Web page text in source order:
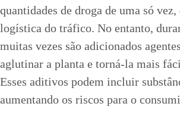
quantidades de droga de uma só
logística do tráfico. No entanto,
muitas vezes são adicionados
aglutinar a planta e torná-la mais
Esses aditivos podem incluir
aumentando os riscos para o